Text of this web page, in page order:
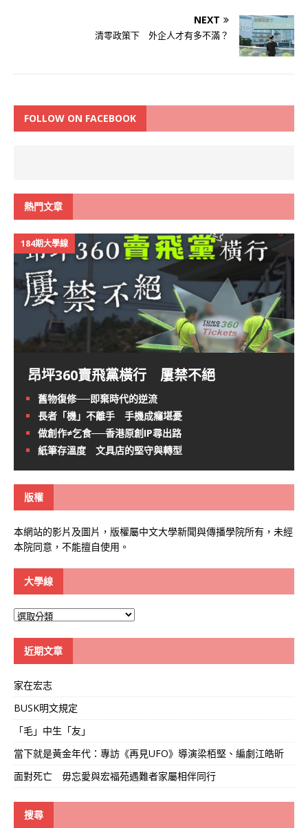
NEXT
清零政策下 外企人才有多不滿？
FOLLOW ON FACEBOOK
熱門文章
184期大學線
昂坪360賣飛黨橫行 屢禁不絕
舊物復修──即棄時代的逆流
長者「機」不離手 手機成癮堪憂
做創作≠乞食──香港原創IP尋出路
紙筆存溫度 文具店的堅守與轉型
版權
本網站的影片及圖片，版權屬中文大學新聞與傳播學院所有，未經
本院同意，不能擅自使用。
大學線
大
近期文章
家在宏志
BUSK明文規定
「毛」中生「友」
當下就是黃金年代：專訪《再見UFO》導演梁栢堅、編劇江皓昕
面對死亡 毋忘愛與宏福苑遇難者家屬相伴同行
搜尋